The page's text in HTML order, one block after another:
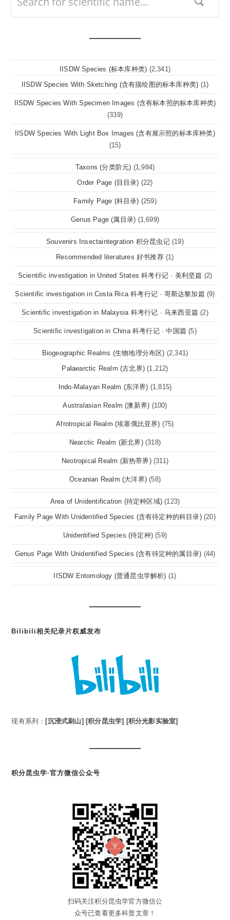
IISDW Species (标本库种类) (2,341)
IISDW Species With Sketching (含有描绘图的标本库种类) (1)
IISDW Species With Specimen Images (含有标本照的标本库种类)
(339)
IISDW Species With Light Box Images (含有展示照的标本库种类)
(15)
Taxons (分类阶元) (1,984)
Order Page (目目录) (22)
Family Page (科目录) (259)
Genus Page (属目录) (1,699)
Souvenirs Insectaintegration 积分昆虫记 (19)
Recommended literatures 好书推荐 (1)
Scientific investigation in United States 科考行记 · 美利坚篇 (2)
Scientific investigation in Costa Rica 科考行记 · 哥斯达黎加篇 (9)
Scientific investigation in Malaysia 科考行记 · 马来西亚篇 (2)
Scientific investigation in China 科考行记 · 中国篇 (5)
Biogeographic Realms (生物地理分布区) (2,341)
Palaearctic Realm (古北界) (1,212)
Indo-Malayan Realm (东洋界) (1,815)
Australasian Realm (澳新界) (100)
Afrotropical Realm (埃塞俄比亚界) (75)
Nearctic Realm (新北界) (318)
Neotropical Realm (新热带界) (311)
Oceanian Realm (大洋界) (58)
Area of Unidentification (待定种区域) (123)
Family Page With Unidentified Species (含有待定种的科目录) (20)
Unidentified Species (待定种) (59)
Genus Page With Unidentified Species (含有待定种的属目录) (44)
IISDW Entomology (普通昆虫学解析) (1)
Bilibili相关纪录片权威发布
现有系列： [沉浸式刷山] [积分昆虫学] [积分光影实验室]
积分昆虫学·官方微信公众号
扫码关注积分昆虫学官方微信公
众号已查看更多科普文章！